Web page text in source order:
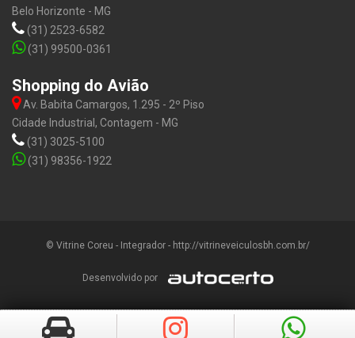
Belo Horizonte - MG
(31) 2523-6582
(31) 99500-0361
Shopping do Avião
Av. Babita Camargos, 1.295 - 2º Piso
Cidade Industrial, Contagem - MG
(31) 3025-5100
(31) 98356-1922
© Vitrine Coreu - Integrador - http://vitrineveiculosbh.com.br/
Desenvolvido por